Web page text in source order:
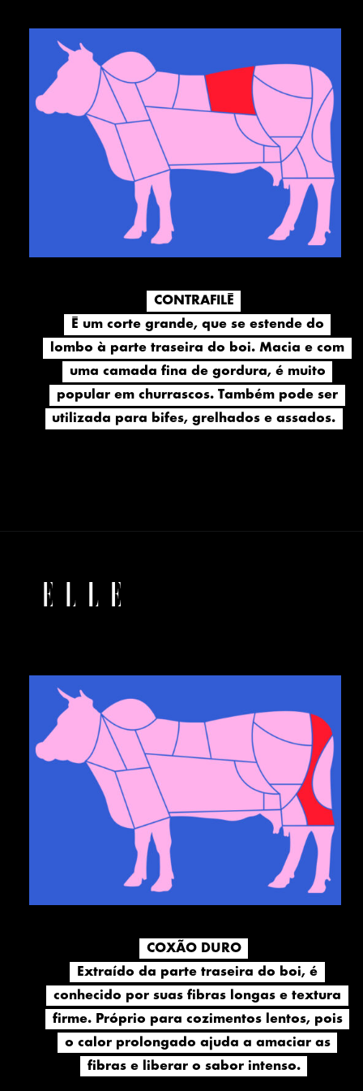
CONTRAFILÉ
É um corte grande, que se estende do
lombo à parte traseira do boi. Macia e com
uma camada fina de gordura, é muito
popular em churrascos. Também pode ser
utilizada para bifes, grelhados e assados.
CONTRAFILÉ
É um corte grande, que se estende do
lombo à parte traseira do boi. Macia e com
uma camada fina de gordura, é muito
popular em churrascos. Também pode ser
utilizada para bifes, grelhados e assados.
COXÃO DURO
Extraído da parte traseira do boi, é
conhecido por suas fibras longas e textura
firme. Próprio para cozimentos lentos, pois
o calor prolongado ajuda a amaciar as
fibras e liberar o sabor intenso.
COXÃO DURO
Extraído da parte traseira do boi, é
conhecido por suas fibras longas e textura
firme. Próprio para cozimentos lentos, pois
o calor prolongado ajuda a amaciar as
fibras e liberar o sabor intenso.